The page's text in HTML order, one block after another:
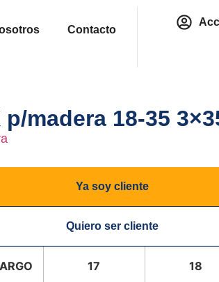
Contacto
p/madera 18-35
Ya soy cliente
Quiero ser cliente
17 18